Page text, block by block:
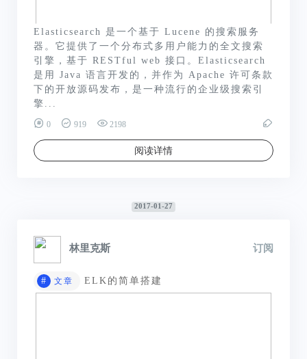
Elasticsearch 是一个基于 Lucene 的搜索服务
器。它提供了一个分布式多用户能力的全文搜索
引擎，基于 RESTful web 接口。Elasticsearch
是用 Java 语言开发的，并作为 Apache 许可条款
下的开放源码发布，是一种流行的企业级搜索引
擎...
0 919 2198
阅读详情
2017-01-27
林里克斯 订阅
# 文章 ELK的简单搭建